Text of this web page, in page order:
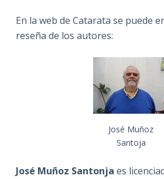
En la web de Catarata se puede
reseña de los autores:
José Muñoz
Santoja
José Muñoz Santonja es